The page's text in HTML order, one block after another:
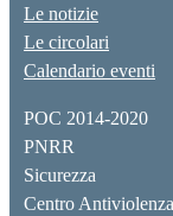
Le notizie
Le circolari
Calendario eventi
POC 2014-2020
PNRR
Sicurezza
Centro